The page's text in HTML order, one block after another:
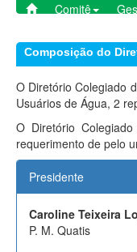
Comitê
Composição do
O Diretório Colegiado
Usuários de Água, 2
O Diretório
requerimento de pelo
Presidente
Caroline Teixeira
P. M. Quatis